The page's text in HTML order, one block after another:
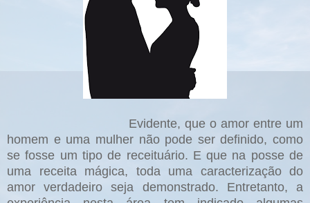
Evidente, que o amor entre um
homem e uma mulher não pode ser definido, como
se fosse um tipo de receituário. E que na posse de
uma receita mágica, toda uma caracterização do
amor verdadeiro seja demonstrado. Entretanto, a